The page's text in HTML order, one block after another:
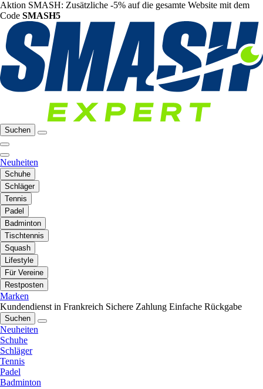
Aktion SMASH: Zusätzliche -5% auf die gesamte Website mit dem
Code SMASH5
Suchen
Neuheiten
Schuhe
Schläger
Tennis
Padel
Badminton
Tischtennis
Squash
Lifestyle
Für Vereine
Restposten
Marken
Kundendienst in Frankreich Sichere Zahlung Einfache Rückgabe
Suchen
Neuheiten
Schuhe
Schläger
Tennis
Padel
Badminton